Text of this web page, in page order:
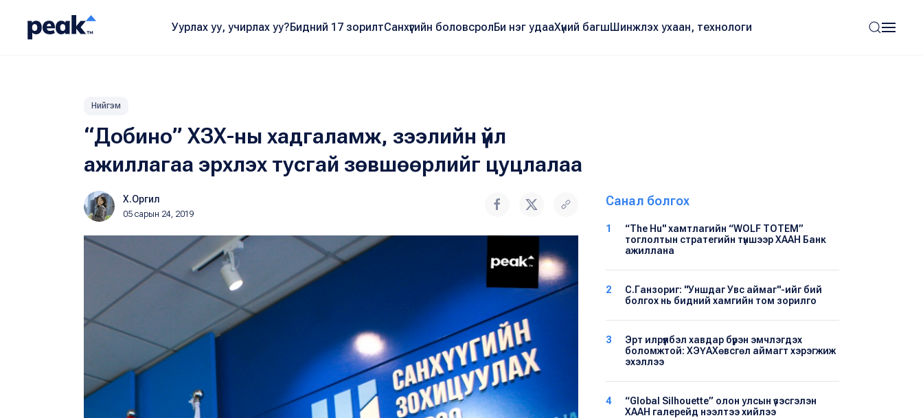
Уурлах уу, учирлах уу?Бидний 17 зорилтСанхүүгийн боловсролБи нэг удааХүний багшШинжлэх ухаан, технологи
Нийгэм
“Добино” ХЗХ-ны хадгаламж, зээлийн үйл
ажиллагаа эрхлэх тусгай зөвшөөрлийг цуцлалаа
Х.Оргил
05 сарын 24, 2019
Санал болгох
1
“The Hu" хамтлагийн “WOLF TOTEM”
тоглолтын стратегийн түншээр ХААН Банк
ажиллана
2
С.Ганзориг: "Уншдаг Увс аймаг"-ийг бий
болгох нь бидний хамгийн том зорилго
3
Эрт илрүүлбэл хавдар бүрэн эмчлэгдэх
боломжтой: ХЭҮА​Хөвсгөл аймагт хэрэгжиж
эхэллээ
4
“Global Silhouette” олон улсын үзэсгэлэн
ХААН галерейд нээлтээ хийлээ